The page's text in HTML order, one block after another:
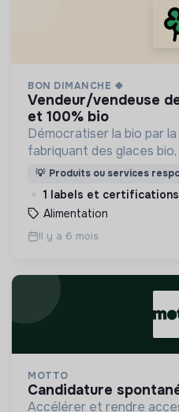
BON DIMANCHE 🍀
vendeur/vendeuse de glaces artisanales
et 100% bio
Démocratiser la bio par
fabriquant des glaces
additif 🍦
💡 Produits ou services
1 labels et certifications
Alimentation
Il y a 6 mois
MOTTO
candidature
Accélérer et rendre